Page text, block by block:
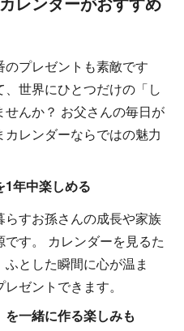
プレゼントも素敵です
世界にひとつだけの「し
んか？ お父さんの毎日が
レンダーならではの魅力
1年中楽しめる
すお孫さんの成長や家族
す。 カレンダーを見るた
とした瞬間に心が温ま
ゼントできます。
を一緒に作る楽しみも